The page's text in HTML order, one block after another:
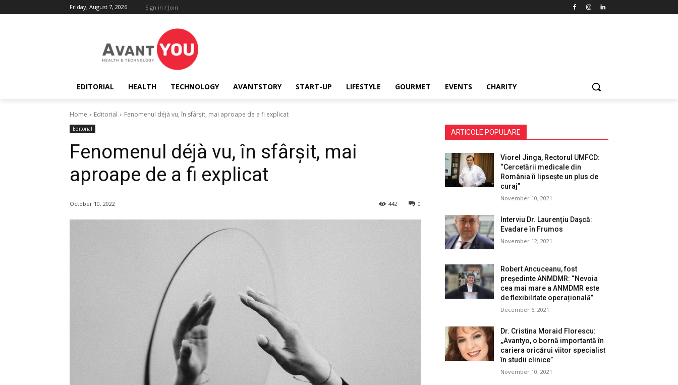
Friday, August 7, 2026 Sign in / Join
EDITORIAL HEALTH TECHNOLOGY AVANTSTORY START-UP LIFESTYLE GOURMET EVENTS CHARITY
Home Editorial Fenomenul déjà vu, în sfârșit, mai aproape de a fi explicat
Editorial
Fenomenul déjà vu, în sfârșit, mai
aproape de a fi explicat
October 10, 2022 0
442
ARTICOLE POPULARE
Viorel Jinga, Rectorul UMFCD:
“Cercetării medicale din
România îi lipsește un plus de
curaj”
November 10, 2021
Interviu Dr. Laurenţiu Daşcă:
Evadare în Frumos
November 12, 2021
Robert Ancuceanu, fost
președinte ANMDMR: “Nevoia
cea mai mare a ANMDMR este
de flexibilitate operațională”
December 6, 2021
Dr. Cristina Moraid Florescu:
,,Avantyo, o bornă importantă în
cariera oricărui viitor specialist
în studii clinice”
November 10, 2021